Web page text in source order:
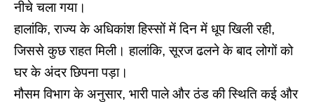
नीचे चला गया।
हालांकि, राज्य के अधिकांश हिस्सों में दिन में धूप खिली रही,
जिससे कुछ राहत मिली। हालांकि, सूरज ढलने के बाद लोगों को
घर के अंदर छिपना पड़ा।
मौसम विभाग के अनुसार, भारी पाले और ठंड की स्थिति कई और